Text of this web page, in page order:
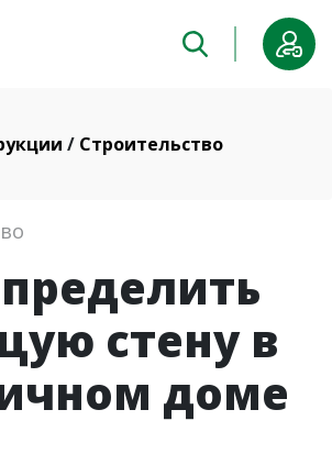
/ Строительство
стену в
доме